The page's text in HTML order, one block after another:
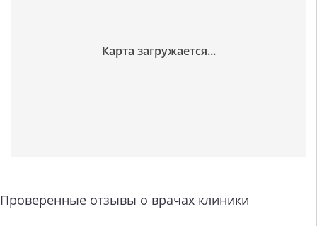
Проверенные отзывы о врачах клиники